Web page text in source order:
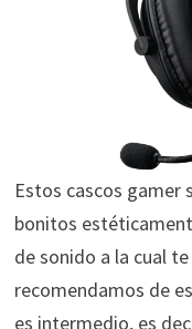
Estos cascos gamer
bonitos
de sonido a la cual
recomendamos de
es intermedio, es